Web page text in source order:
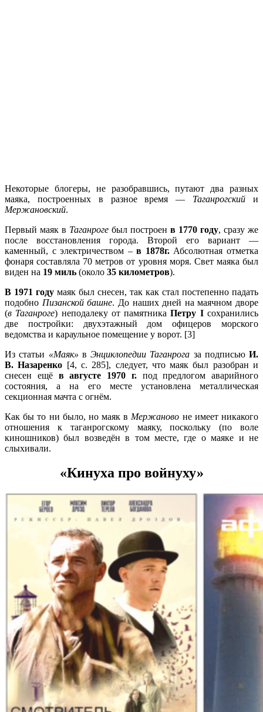
Некоторые блогеры, не разобравшись, путают два разных
маяка, построенных в разное время — Таганрогский и
Мержановский.
Первый маяк в Таганроге был построен в 1770 году, сразу же
после восстановления города. Второй его вариант —
каменный, с электричеством –в 1878г.Абсолютная отметка
фонаря составляла 70 метров от уровня моря. Свет маяка был
виден на 19 миль (около 35 километров).
В 1971 году маяк был снесен, так как стал постепенно падать
подобно Пизанской башне. До наших дней на маячном дворе
(в Таганроге) неподалеку от памятникаПетру Iсохранились
две постройки: двухэтажный дом офицеров морского
ведомства и караульное помещение у ворот. [3]
Из статьи «Маяк» в Энциклопедии Таганрога за подписью И.
В. Назаренко [4, с. 285], следует, что маяк был разобран и
снесен ещё в августе 1970 г.под предлогом аварийного
состояния, а на его месте установлена металлическая
секционная мачта с огнём.
Как бы то ни было, но маяк в Мержаново не имеет никакого
отношения к таганрогскому маяку, поскольку (по воле
киношников) был возведён в том месте, где о маяке и не
слыхивали.
«Кинуха про войнуху»